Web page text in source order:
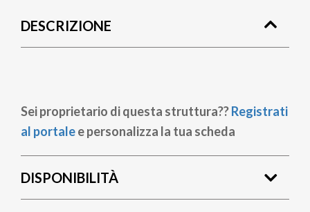
pane
DESCRIZIONE
Sei proprietario di questa struttura??Registrati
al portalee personalizza la tua scheda
DISPONIBILITÀ